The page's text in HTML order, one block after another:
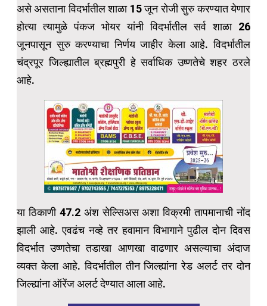
असे असताना विदर्भातील शाळा 15 जून रोजी सुरु करण्यात येणार
होत्या त्यामुळे पंकज भोयर यांनी विदर्भातील सर्व शाळा 26
जूनपासून सुरु करण्याचा निर्णय जाहीर केला आहे. विदर्भातील
चंद्रपूर जिल्ह्यातील ब्रह्मपुरी हे सर्वाधिक उष्णतेचे शहर ठरले
आहे.
या ठिकाणी 47.2 अंश सेल्सिअस अशा विक्रमी तापमानाची नोंद
झाली आहे. एवढंच नव्हे तर हवामान विभागाने पुढील दोन दिवस
विदर्भात उष्णतेचा तडाखा आणखा वाढणार असल्याचा अंदाज
व्यक्त केला आहे. विदर्भातील तीन जिल्ह्यांना रेड अलर्ट तर दोन
जिल्ह्यांना ऑरेंज अलर्ट देण्यात आला आहे.